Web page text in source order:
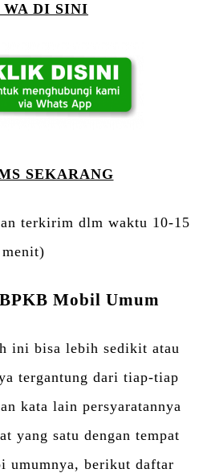
DI SINI
SEKARANG
terkirim dlm waktu 10-15
menit)
Mobil Umum
ini bisa lebih sedikit atau
tergantung dari tiap-tiap
kata lain persyaratannya
yang satu dengan tempat
umumnya, berikut daftar